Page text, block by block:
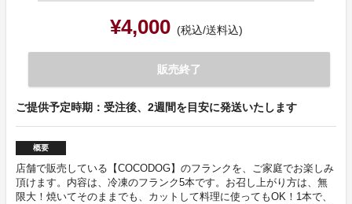
¥4,000 (税込/送料込)
販売終了
ご提供予定時期：受注後、2週間を目安に発送いたします
概要
店舗で販売している【COCODOG】のフランクを、ご家庭でお楽しみ
頂けます。内容は、冷凍のフランク5本です。お召し上がり方は、無
限大！焼いてそのままでも、カットして料理に使ってもOK！1本で、